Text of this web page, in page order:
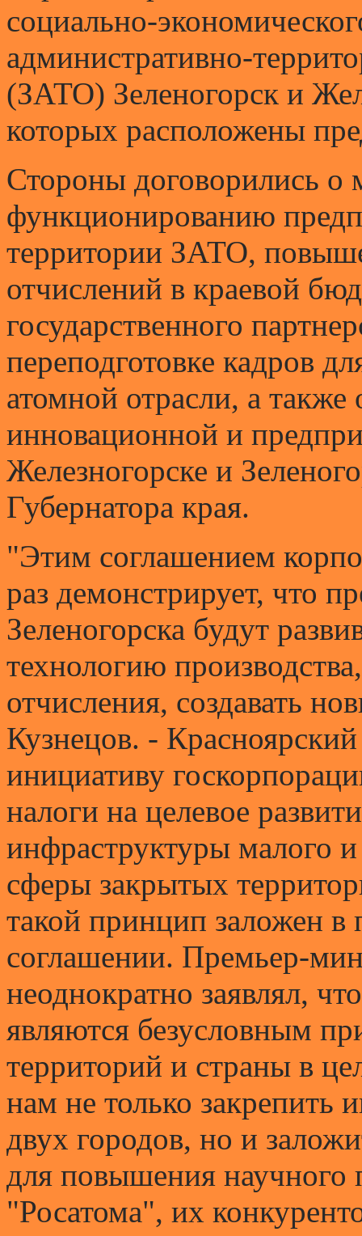
социально-
административно-
(ЗАТО) Зеленогорск и
которых расположены
Стороны договорились
функционированию
территории ЗАТО,
отчислений в краевой
государственного
переподготовке кадров
атомной отрасли, а
инновационной и
Железногорске и
Губернатора края.
"Этим соглашением
раз демонстрирует, что
Зеленогорска будут
технологию
отчисления, создавать
Кузнецов. -
инициативу
налоги на целевое
инфраструктуры малого
сферы закрытых
такой принцип заложен в
соглашении. Премьер-
неоднократно заявлял,
являются безусловным
территорий и страны в
нам не только закрепить
двух городов, но и
для повышения научного
"Росатома", их